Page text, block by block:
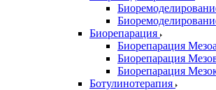
Биорепарация
Биорепарация
Биорепарация
Биорепарация
Ботулинотерапия